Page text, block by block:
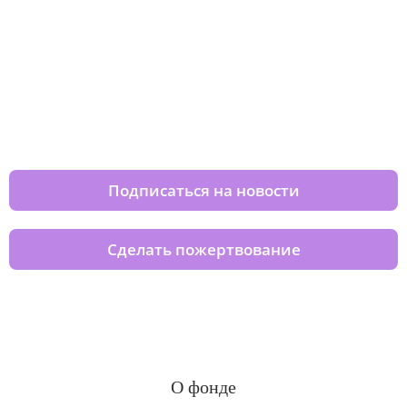
Подписаться на новости
Сделать пожертвование
О фонде